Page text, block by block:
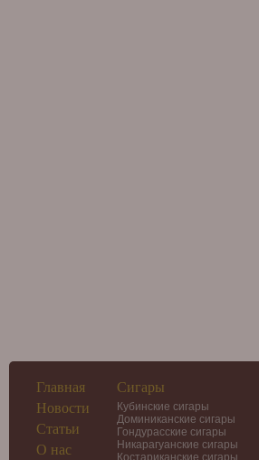
Главная
Новости
Статьи
О нас
Сигары
Кубинские сигары
Доминиканские сигары
Гондурасские сигары
Никарагуанские сигары
Костариканские сигары